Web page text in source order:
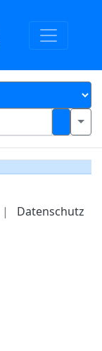
| Datenschutz